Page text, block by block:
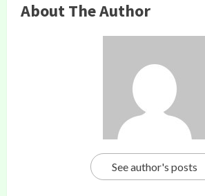
About The Author
See author's posts